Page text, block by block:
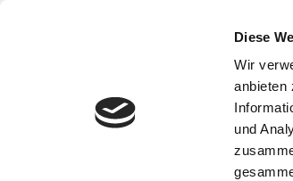
Diese
Wir
anbieten
und